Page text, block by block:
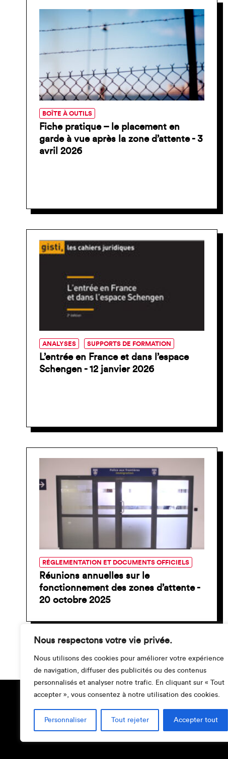
Nous respectons votre vie privée.
Nous utilisons des cookies pour améliorer votre expérience
de navigation, diffuser des publicités ou des contenus
personnalisés et analyser notre trafic. En cliquant sur « Tout
accepter », vous consentez à notre utilisation des cookies.
Personnaliser Tout rejeter Accepter tout
BOÎTE À OUTILS
Fiche pratique – le placement en
garde à vue après la zone d’attente - 3
avril 2026
ANALYSES SUPPORTS DE FORMATION
L’entrée en France et dans l’espace
Schengen - 12 janvier 2026
RÉGLEMENTATION ET DOCUMENTS OFFICIELS
Réunions annuelles sur le
fonctionnement des zones d’attente -
20 octobre 2025
Pagination
des
publications